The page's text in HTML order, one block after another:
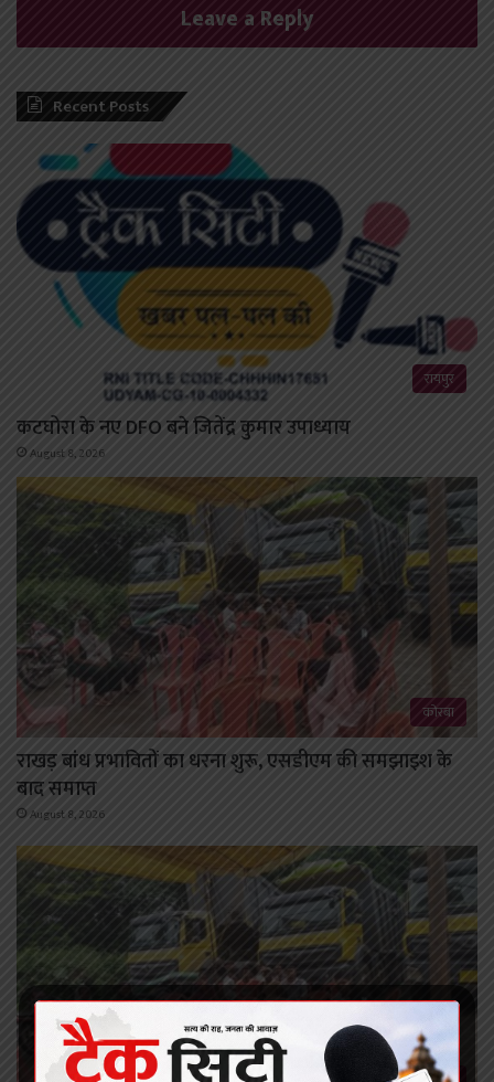
Leave a Reply
Recent Posts
रायपुर
कटघोरा के नए DFO बने जितेंद्र कुमार उपाध्याय
August 8, 2026
कोरबा
राखड़ बांध प्रभावितों का धरना शुरू, एसडीएम की समझाइश के
बाद समाप्त
August 8, 2026